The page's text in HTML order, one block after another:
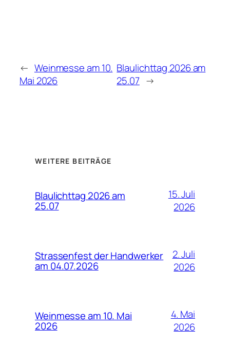
← Weinmesse am 10.
Mai 2026
Blaulichttag 2026 am
25.07 →
WEITERE BEITRÄGE
Blaulichttag 2026 am
25.07
15. Juli
2026
Strassenfest der Handwerker
am 04.07.2026
2. Juli
2026
Weinmesse am 10. Mai
2026
4. Mai
2026